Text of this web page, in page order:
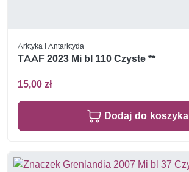
Arktyka i Antarktyda
TAAF 2023 Mi bl 110 Czyste **
15,00 zł
Dodaj do koszyka